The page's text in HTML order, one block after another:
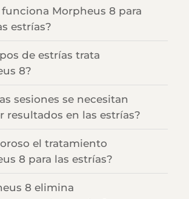
funciona Morpheus 8 para
estrías?
de estrías trata
8?
sesiones se necesitan
resultados en las estrías?
el tratamiento
8 para las estrías?
8 elimina